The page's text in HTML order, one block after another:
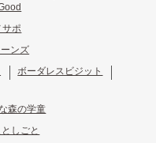
サポ
ンズ
ボーダレスビジット
森の学童
しごと